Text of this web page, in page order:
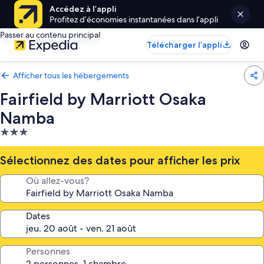
Accédez à l’appli
Profitez d’économies instantanées dans l’appli
Passer au contenu principal
Télécharger l’appli
Afficher tous les hébergements
Fairfield by Marriott Osaka
Namba
Hébergement
3.0 étoiles
Sélectionnez des dates pour afficher les prix
Où allez-vous?
Dates
Personnes